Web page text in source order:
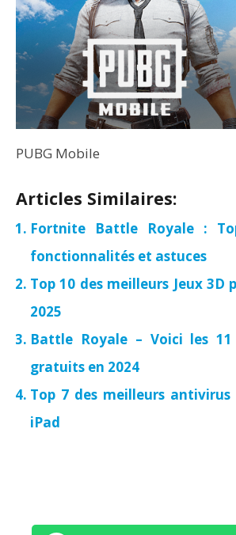
PUBG Mobile
Articles Similaires:
Fortnite Battle Royale :
fonctionnalités et astuces
Top 10 des meilleurs Jeux 3D
2025
Battle Royale – Voici les
gratuits en 2024
Top 7 des meilleurs
iPad